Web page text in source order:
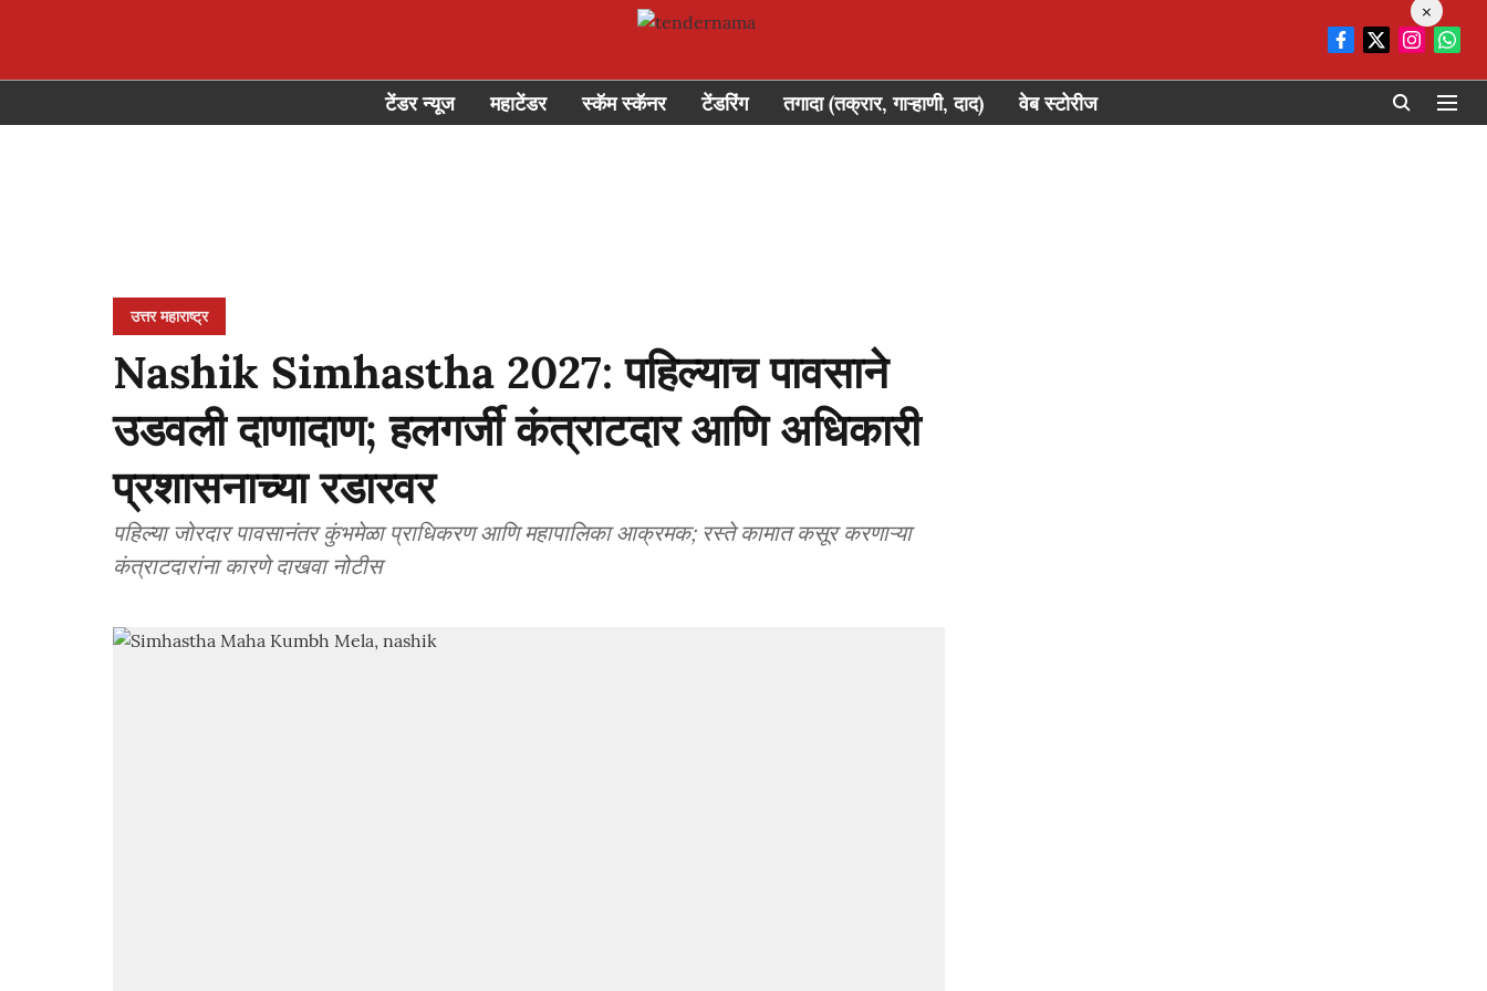
टेंडर न्यूज महाटेंडर स्कॅम स्कॅनर टेंडरिंग तगादा (तक्रार, गाऱ्हाणी, दाद) वेब स्टोरीज
उत्तर महाराष्ट्र
Nashik Simhastha 2027: पहिल्याच पावसाने
उडवली दाणादाण; हलगर्जी कंत्राटदार आणि अधिकारी
प्रशासनाच्या रडारवर
पहिल्या जोरदार पावसानंतर कुंभमेळा प्राधिकरण आणि महापालिका आक्रमक; रस्ते कामात कसूर करणाऱ्या
कंत्राटदारांना कारणे दाखवा नोटीस
×